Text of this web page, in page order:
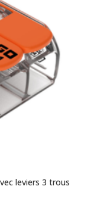
leviers 3 trous